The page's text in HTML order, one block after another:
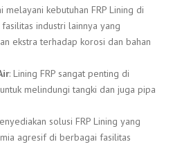
melayani kebutuhan FRP Lining di
industri lainnya yang
ekstra terhadap korosi dan bahan
: Lining FRP sangat penting di
melindungi tangki dan juga pipa
solusi FRP Lining yang
agresif di berbagai fasilitas